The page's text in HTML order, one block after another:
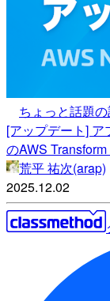
ちょっと話題
[アップデート]
のAWS
荒平 祐次(arap)
2025.12.02